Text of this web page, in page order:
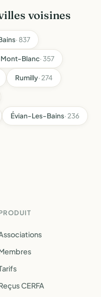
voisines
· 837
Blanc· 357
Rumilly· 274
Évian-Les-Bains· 236
CERFA